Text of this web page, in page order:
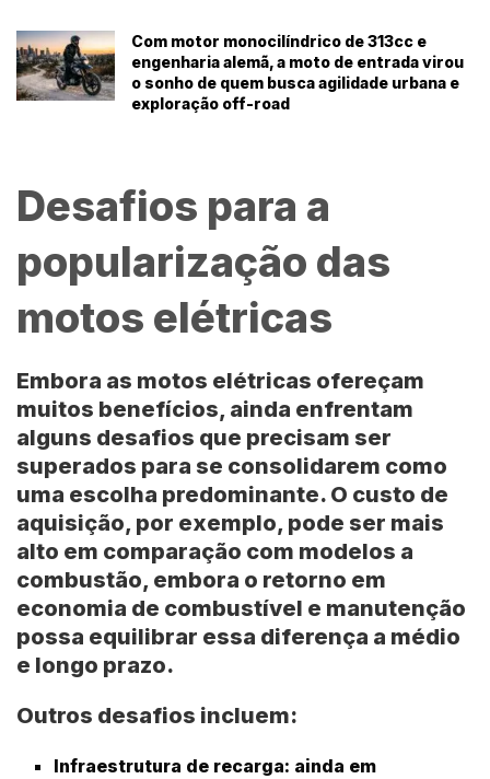
Com motor monocilíndrico de 313cc e
engenharia alemã, a moto de entrada virou
o sonho de quem busca agilidade urbana e
exploração off-road
Desafios para a
popularização das
motos elétricas
Embora as motos elétricas ofereçam
muitos benefícios, ainda enfrentam
alguns desafios que precisam ser
superados para se consolidarem como
uma escolha predominante. O custo de
aquisição, por exemplo, pode ser mais
alto em comparação com modelos a
combustão, embora o retorno em
economia de combustível e manutenção
possa equilibrar essa diferença a médio
e longo prazo.
Outros desafios incluem:
Infraestrutura de recarga: ainda em